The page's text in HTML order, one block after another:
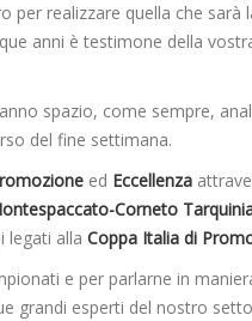
per realizzare quella che
anni è testimone della
spazio, come sempre,
del fine settimana.
ed Eccellenza
Corneto
legati alla Coppa Italia di
e per parlarne in
grandi esperti del nostro